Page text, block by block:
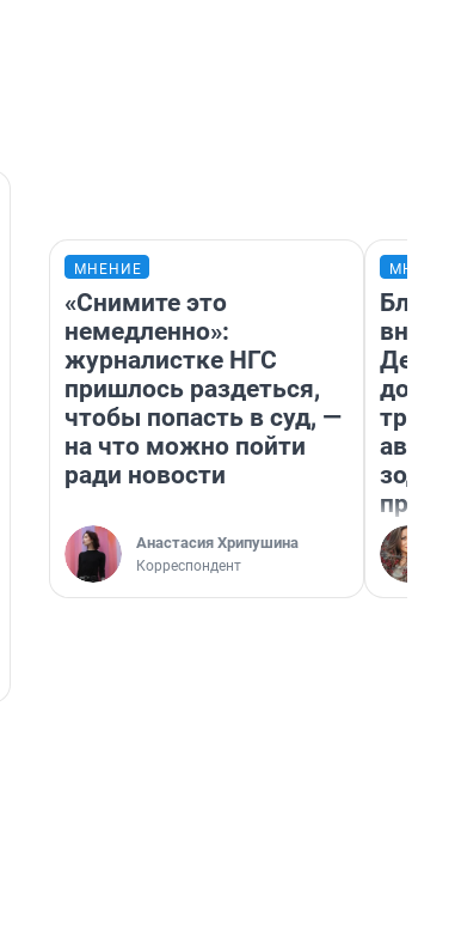
МНЕНИЕ
«Снимите это
немедленно»:
журналистке НГС
пришлось раздеться,
чтобы попасть в суд, —
на что можно пойти
ради новости
Анастасия Хрипушина
Корреспондент